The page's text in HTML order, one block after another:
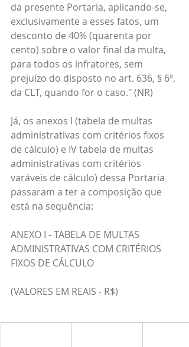
da presente Portaria, aplicando-se,
exclusivamente a esses fatos, um
desconto de 40% (quarenta por
cento) sobre o valor final da multa,
para todos os infratores, sem
prejuízo do disposto no art. 636, § 6º,
da CLT, quando for o caso." (NR)
Já, os anexos I (tabela de multas
administrativas com critérios fixos
de cálculo) e IV tabela de multas
administrativas com critérios
varáveis de cálculo) dessa Portaria
passaram a ter a composição que
está na sequência:
ANEXO I - TABELA DE MULTAS
ADMINISTRATIVAS COM CRITÉRIOS
FIXOS DE CÁLCULO
(VALORES EM REAIS - R$)